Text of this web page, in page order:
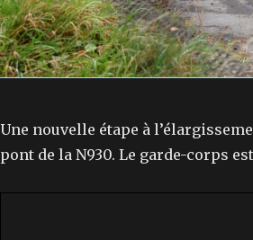
Une nouvelle étape à
pont de la N930. Le garde-corps